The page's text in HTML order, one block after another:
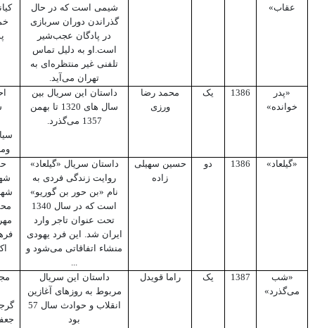
عقاب»
شیمی است که در حال
گذراندن دوران سربازی
در پادگان عجب‌شیر
است.او به دلیل تماس
تلفنی غیر منتظره‌ای به
تهران می‌آید.
«پدر
خوانده»
1386 یک
محمد رضا
ورزی
داستان این سریال بین
سال های 1320 تا بهمن
1357 می‌گذرد.
«گیلعاد»
1386 دو
حسین سهیلی
زاده
داستان سریال «گیلعاد»
روایت زندگی فردی به
نام «بن حور بن گوریو»
است که در سال 1340
تحت عنوان تاجر وارد
ایران ‌شد. این فرد یهودی
منشاء اتفاقاتی می‌شود و
...
«شب
می‌گذرد»
1387 یک راما قویدل
داستان این سریال
مربوط به روزهای آغازین
انقلاب و حوادث سال 57
بود